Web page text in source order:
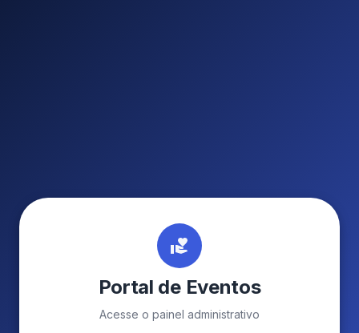
Portal de Eventos
Acesse o painel administrativo